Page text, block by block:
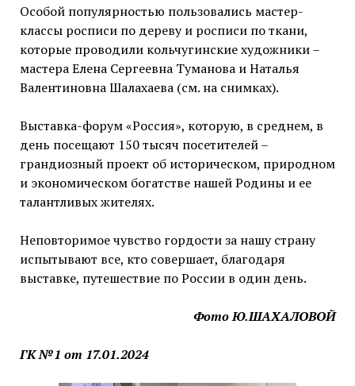
Особой популярностью пользовались мастер-
классы росписи по дереву и росписи по ткани,
которые проводили кольчугинские художники –
мастера Елена Сергеевна Туманова и Наталья
Валентиновна Шалахаева (см. на снимках).
Выставка-форум «Россия», которую, в среднем, в
день посещают 150 тысяч посетителей –
грандиозный проект об историческом, природном
и экономическом богатстве нашей Родины и ее
талантливых жителях.
Неповторимое чувство гордости за нашу страну
испытывают все, кто совершает, благодаря
выставке, путешествие по России в один день.
Фото Ю.ШАХАЛОВОЙ
ГК №1 от 17.01.2024